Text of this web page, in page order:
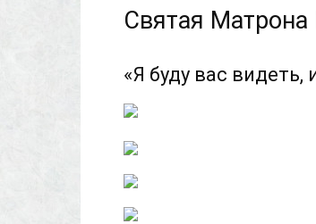
Святая
«Я буду вас